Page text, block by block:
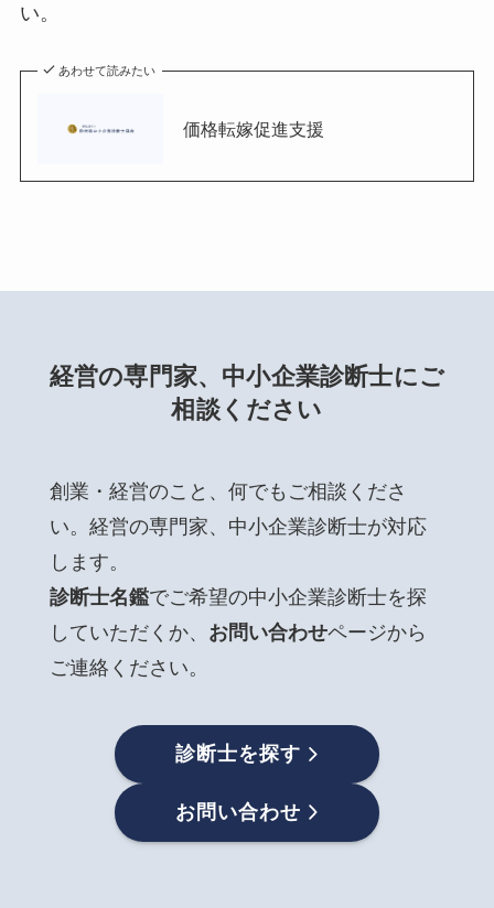
い。
あわせて読みたい
価格転嫁促進支援
経営の専門家、中小企業診断士にご
相談ください
創業・経営のこと、何でもご相談くださ
い。経営の専門家、中小企業診断士が対応
します。
診断士名鑑でご希望の中小企業診断士を探
していただくか、 お問い合わせページから
ご連絡ください。
診断士を探す
お問い合わせ